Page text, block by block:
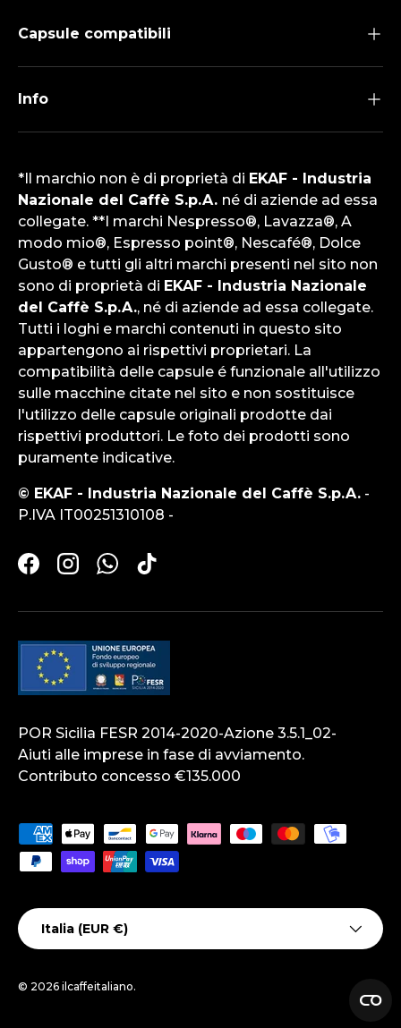
Capsule compatibili
Info
*Il marchio non è di proprietà di EKAF - Industria
Nazionale del Caffè S.p.A. né di aziende ad essa
collegate. **I marchi Nespresso®, Lavazza®, A
modo mio®, Espresso point®, Nescafé®, Dolce
Gusto® e tutti gli altri marchi presenti nel sito non
sono di proprietà di EKAF - Industria Nazionale
del Caffè S.p.A., né di aziende ad essa collegate.
Tutti i loghi e marchi contenuti in questo sito
appartengono ai rispettivi proprietari. La
compatibilità delle capsule é funzionale all'utilizzo
sulle macchine citate nel sito e non sostituisce
l'utilizzo delle capsule originali prodotte dai
rispettivi produttori. Le foto dei prodotti sono
puramente indicative.
© EKAF - Industria Nazionale del Caffè S.p.A. -
P.IVA IT00251310108 -
FacebookInstagramWhatsApp
TikTok
POR Sicilia FESR 2014-2020-Azione 3.5.1_02-
Aiuti alle imprese in fase di avviamento.
Contributo concesso €135.000
Metodi di pagamento accettati
Paese/Regione
Italia (EUR €)
© 2026 ilcaffeitaliano.